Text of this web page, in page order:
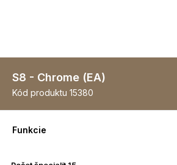
S8 - Chrome (EA)
Kód produktu 15380
Funkcie